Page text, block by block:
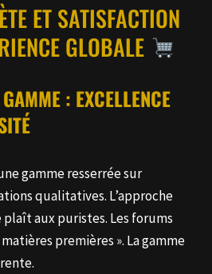
ET SATISFACTION
GLOBALE
: EXCELLENCE
gamme resserrée sur
qualitatives. L’approche
aux puristes. Les forums
premières ». La gamme